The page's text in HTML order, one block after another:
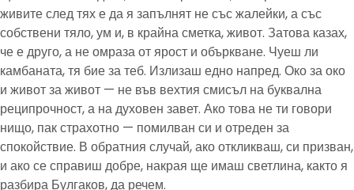
живите след тях е да я запълнят не със жалейки, а със
собствени тяло, ум и, в крайна сметка, живот. Затова казах,
че е друго, а не омраза от ярост и объркване. Чуеш ли
камбаната, тя бие за теб. Излизаш едно напред. Око за око
и живот за живот — не във вехтия смисъл на буквална
реципрочност, а на духовен завет. Ако това не ти говори
нищо, пак страхотно — помилван си и отреден за
спокойствие. В обратния случай, ако откликваш, си призван,
и ако се справиш добре, накрая ще имаш светлина, както я
разбира Булгаков, да речем.